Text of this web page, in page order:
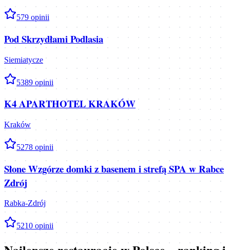
579 opinii
Pod Skrzydłami Podlasia
Siemiatycze
5389 opinii
K4 APARTHOTEL KRAKÓW
Kraków
5278 opinii
Słone Wzgórze domki z basenem i strefą SPA w Rabce
Zdrój
Rabka-Zdrój
5210 opinii